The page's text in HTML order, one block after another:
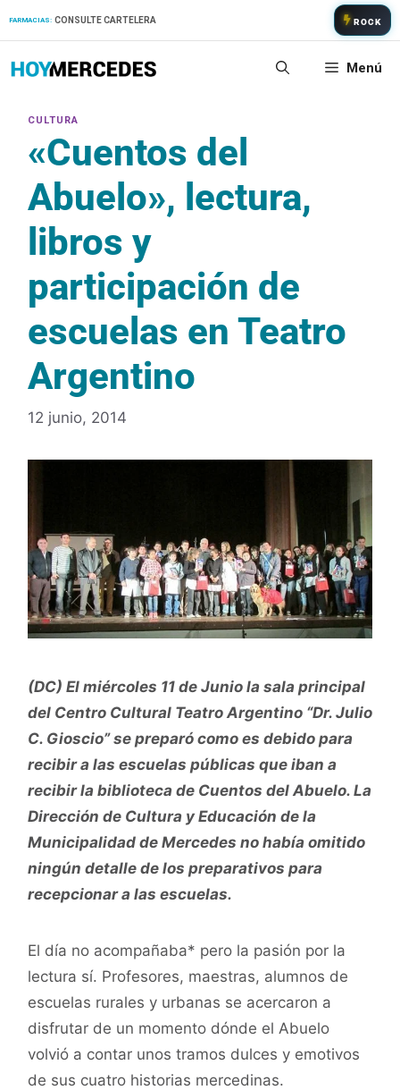
FARMACIAS: CONSULTE CARTELERA ROCK
Menú
«Cuentos del
Abuelo», lectura,
libros y
participación de
escuelas en Teatro
Argentino
12 junio, 2014
(DC) El miércoles 11 de Junio la sala principal
del Centro Cultural Teatro Argentino “Dr. Julio
C. Gioscio” se preparó como es debido para
recibir a las escuelas públicas que iban a
recibir la biblioteca de Cuentos del Abuelo. La
Dirección de Cultura y Educación de la
Municipalidad de Mercedes no había omitido
ningún detalle de los preparativos para
recepcionar a las escuelas.
El día no acompañaba* pero la pasión por la
lectura sí. Profesores, maestras, alumnos de
escuelas rurales y urbanas se acercaron a
disfrutar de un momento dónde el Abuelo
volvió a contar unos tramos dulces y emotivos
de sus cuatro historias mercedinas.